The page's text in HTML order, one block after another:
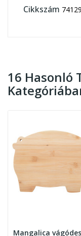
Cikkszám
16 Hasonló